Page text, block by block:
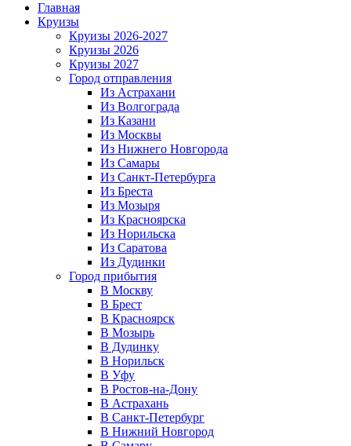
Главная
Круизы
Круизы 2026-2027
Круизы 2026
Круизы 2027
Город отправления
Из Астрахани
Из Волгограда
Из Казани
Из Москвы
Из Нижнего Новгорода
Из Самары
Из Санкт-Петербурга
Из Бреста
Из Мозыря
Из Красноярска
Из Норильска
Из Саратова
Из Дудинки
Город прибытия
В Москву
В Брест
В Красноярск
В Мозырь
В Дудинку
В Норильск
В Уфу
В Ростов-на-Дону
В Астрахань
В Санкт-Петербург
В Нижний Новгород